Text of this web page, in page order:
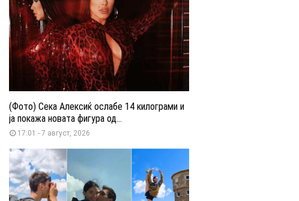
(Фото) Сека Алексиќ ослабе 14 килограми и
ја покажа новата фигура од...
17:01 - 7 август, 2026